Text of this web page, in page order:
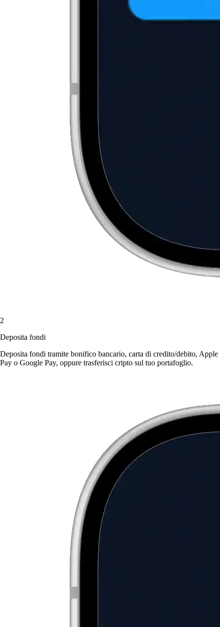
2
Deposita fondi
Deposita fondi tramite bonifico bancario, carta di credito/debito, Apple
Pay o Google Pay, oppure trasferisci cripto sul tuo portafoglio.